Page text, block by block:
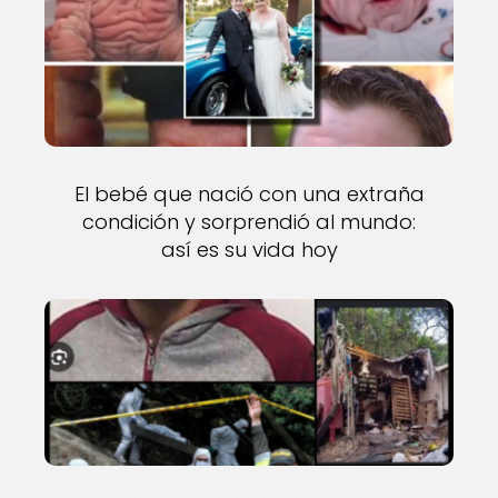
El bebé que nació con una extraña
condición y sorprendió al mundo:
así es su vida hoy